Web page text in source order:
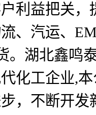
利益把关
、汽运、
。湖北鑫鸣
化工企业,
，不断开